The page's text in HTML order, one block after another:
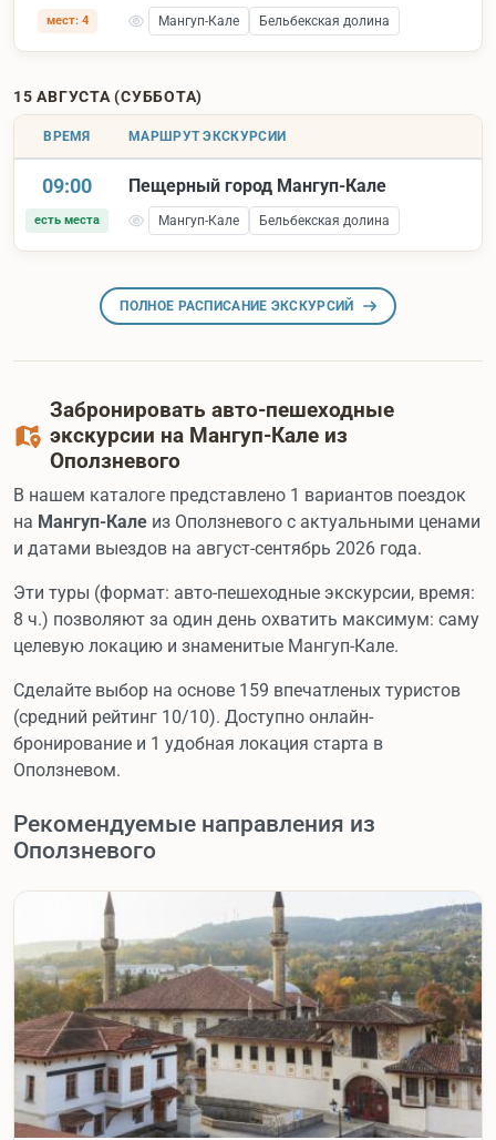
мест: 4 Мангуп-Кале Бельбекская долина
15 АВГУСТА (СУББОТА)
ВРЕМЯ МАРШРУТ ЭКСКУРСИИ
09:00
есть места
Пещерный город Мангуп-Кале
Мангуп-Кале Бельбекская долина
ПОЛНОЕ РАСПИСАНИЕ ЭКСКУРСИЙ
Забронировать авто-пешеходные
экскурсии на Мангуп-Кале из
Оползневого
В нашем каталоге представлено 1 вариантов поездок
на Мангуп-Кале из Оползневого с актуальными ценами
и датами выездов на август-сентябрь 2026 года.
Эти туры (формат: авто-пешеходные экскурсии, время:
8 ч.) позволяют за один день охватить максимум: саму
целевую локацию и знаменитые Мангуп-Кале.
Сделайте выбор на основе 159 впечатленых туристов
(средний рейтинг 10/10). Доступно онлайн-
бронирование и 1 удобная локация старта в
Оползневом.
Рекомендуемые направления из
Оползневого